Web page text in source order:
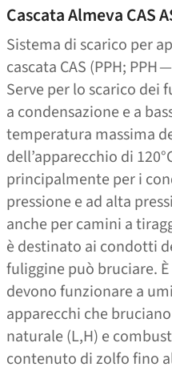
Cascata Almeva CAS
Sistema di scarico per
cascata CAS (PPH;
Serve per lo scarico dei
a condensazione e a
temperatura massima
dell’apparecchio di
principalmente per i
pressione e ad alta
anche per camini a
è destinato ai condotti
fuliggine può bruciare.
devono funzionare a
apparecchi che
naturale (L,H) e
contenuto di zolfo fino